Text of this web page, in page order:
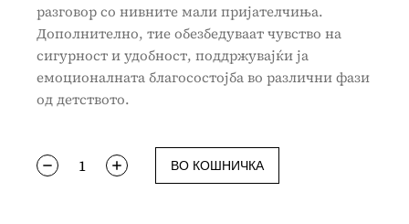
разговор со нивните мали пријателчиња.
Дополнително, тие обезбедуваат чувство на
сигурност и удобност, поддржувајќи ја
емоционалната благосостојба во различни фази
од детството.
ВО КОШНИЧКА